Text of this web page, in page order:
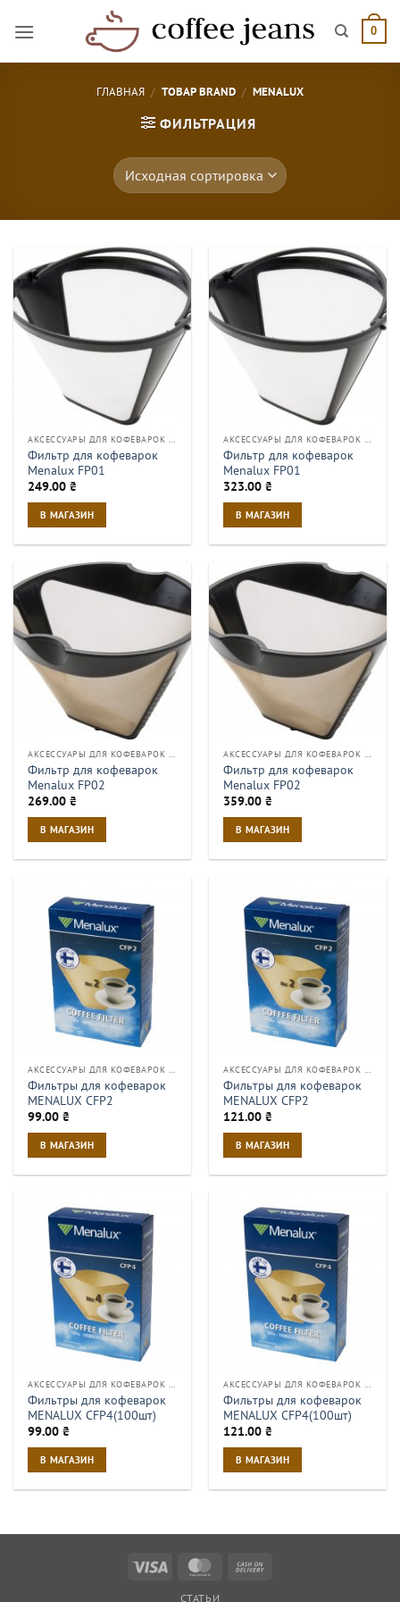
0
ГЛАВНАЯ / ТОВАР BRAND / MENALUX
ФИЛЬТРАЦИЯ
АКСЕССУАРЫ ДЛЯ КОФЕВАРОК И КОФЕМАШИН
Фильтр для кофеварок
Menalux FP01
249.00₴
В МАГАЗИН
АКСЕССУАРЫ ДЛЯ КОФЕВАРОК И КОФЕМАШИН
Фильтр для кофеварок
Menalux FP01
323.00₴
В МАГАЗИН
АКСЕССУАРЫ ДЛЯ КОФЕВАРОК И КОФЕМАШИН
Фильтр для кофеварок
Menalux FP02
269.00₴
В МАГАЗИН
АКСЕССУАРЫ ДЛЯ КОФЕВАРОК И КОФЕМАШИН
Фильтр для кофеварок
Menalux FP02
359.00₴
В МАГАЗИН
АКСЕССУАРЫ ДЛЯ КОФЕВАРОК И КОФЕМАШИН
Фильтры для кофеварок
MENALUX CFP2
99.00₴
В МАГАЗИН
АКСЕССУАРЫ ДЛЯ КОФЕВАРОК И КОФЕМАШИН
Фильтры для кофеварок
MENALUX CFP2
121.00₴
В МАГАЗИН
АКСЕССУАРЫ ДЛЯ КОФЕВАРОК И КОФЕМАШИН
Фильтры для кофеварок
MENALUX CFP4(100шт)
99.00₴
В МАГАЗИН
АКСЕССУАРЫ ДЛЯ КОФЕВАРОК И КОФЕМАШИН
Фильтры для кофеварок
MENALUX CFP4(100шт)
121.00₴
В МАГАЗИН
Visa MasterCard
СТАТЬИ